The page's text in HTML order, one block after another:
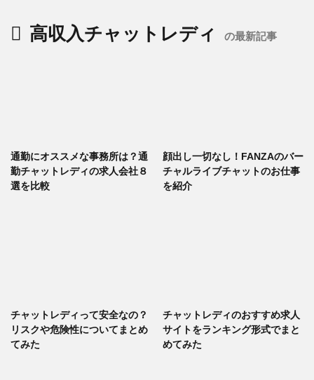
高収入チャットレディ の最新記事
通勤にオススメな事務所は？通
勤チャットレディの求人会社８
選を比較
顔出し一切なし！FANZAのバー
チャルライブチャットのお仕事
を紹介
チャットレディって安全なの？
リスクや危険性についてまとめ
てみた
チャットレディのおすすめ求人
サイトをランキング形式でまと
めてみた